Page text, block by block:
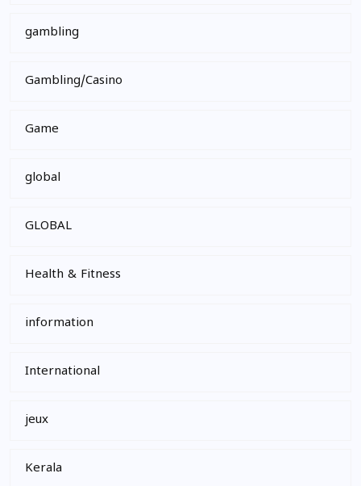
gambling
Gambling/Casino
Game
global
GLOBAL
Health & Fitness
information
International
jeux
Kerala